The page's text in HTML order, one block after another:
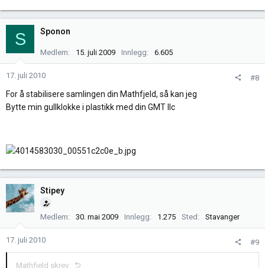
S Sponon
Medlem 15. juli 2009 Innlegg 6.605
17. juli 2010 #8
For å stabilisere samlingen din Mathfjeld, så kan jeg
Bytte min gullklokke i plastikk med din GMT IIc
Stipey
Medlem 30. mai 2009 Innlegg 1.275 Sted Stavanger
17. juli 2010 #9
Mathfjeld skrev: